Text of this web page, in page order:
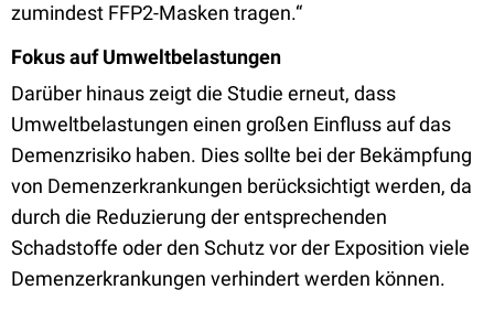
zumindest FFP2-Masken tragen.“
Fokus auf Umweltbelastungen
Darüber hinaus zeigt die Studie erneut, dass
Umweltbelastungen einen großen Einfluss auf das
Demenzrisiko haben. Dies sollte bei der Bekämpfung
von Demenzerkrankungen berücksichtigt werden, da
durch die Reduzierung der entsprechenden
Schadstoffe oder den Schutz vor der Exposition viele
Demenzerkrankungen verhindert werden können.